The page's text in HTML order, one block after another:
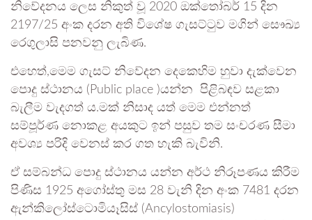
නිවේදනය ලෙස නිකුත් වූ 2020 ඔක්තෝබර් 15 දින
2197/25 අංක දරන අති විශේෂ ගැසට්ටුව මගින් සෞඛ්‍ය
රෙගුලාසි පනවනු ලැබිණ.
එහෙත්,මෙම ගැසට් නිවේදන දෙකෙහිම හුවා දැක්වෙන
පොදු ස්ථානය (Public place )යන්න පිළිබඳව සළකා
බැලීම වැදගත් ය.මක් නිසාද යත් මෙම එන්නත්
සම්පූර්ණ නොකළ අයකුට ඉන් පසුව තම සංචරණ සීමා
අවශ්‍ය පරිදි වෙනස් කර ගත හැකි බැවිනි.
ඒ සම්බන්ධ පොදු ස්ථානය යන්න අර්ථ නිරූපණය කිරීම
පිණිස 1925 අගෝස්තු මස 28 වැනි දින අංක 7481 දරන
ඇන්කිලෝස්ටොමියෑසිස් (Ancylostomiasis)